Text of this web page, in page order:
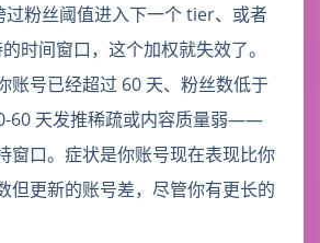
过粉丝阈值进入下一个 tier、或者
时间窗口，这个加权就失效了。
账号已经超过 60 天、粉丝数低于
60 天发推稀疏或内容质量弱——
窗口。症状是你账号现在表现比你
但更新的账号差，尽管你有更长的